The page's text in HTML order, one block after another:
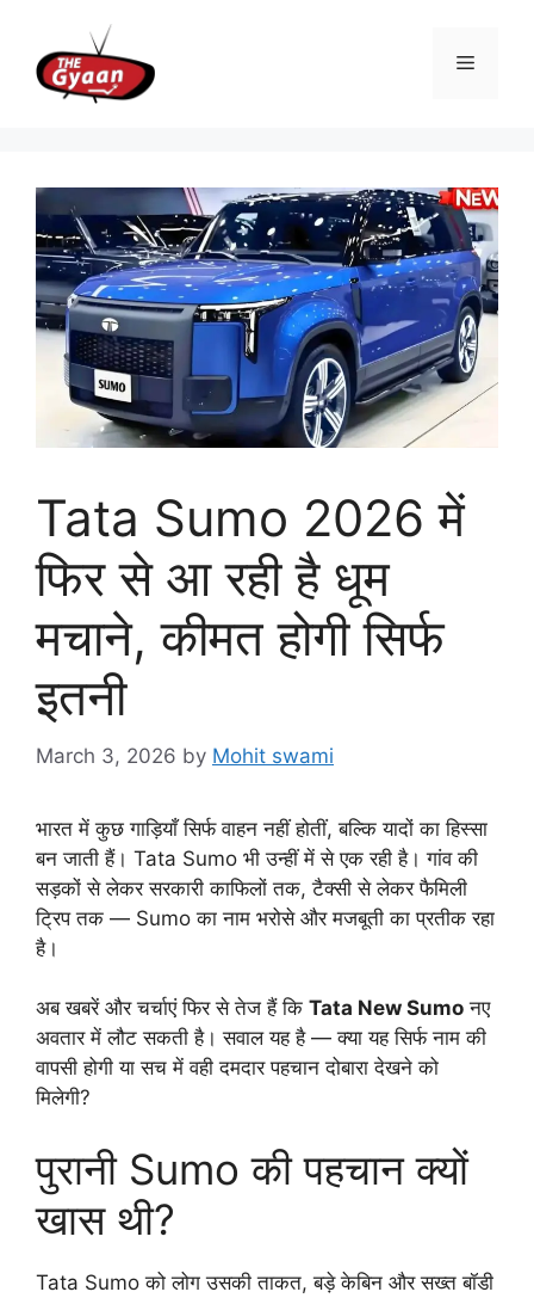
content
Menu
Tata Sumo 2026 में
फिर से आ रही है धूम
मचाने, कीमत होगी सिर्फ
इतनी
March 3, 2026 by Mohit swami
भारत में कुछ गाड़ियाँ सिर्फ वाहन नहीं होतीं, बल्कि यादों का हिस्सा
बन जाती हैं। Tata Sumo भी उन्हीं में से एक रही है। गांव की
सड़कों से लेकर सरकारी काफिलों तक, टैक्सी से लेकर फैमिली
ट्रिप तक — Sumo का नाम भरोसे और मजबूती का प्रतीक रहा
है।
अब खबरें और चर्चाएं फिर से तेज हैं कि Tata New Sumo नए
अवतार में लौट सकती है। सवाल यह है — क्या यह सिर्फ नाम की
वापसी होगी या सच में वही दमदार पहचान दोबारा देखने को
मिलेगी?
पुरानी Sumo की पहचान क्यों
खास थी?
Tata Sumo को लोग उसकी ताकत, बड़े केबिन और सख्त बॉडी